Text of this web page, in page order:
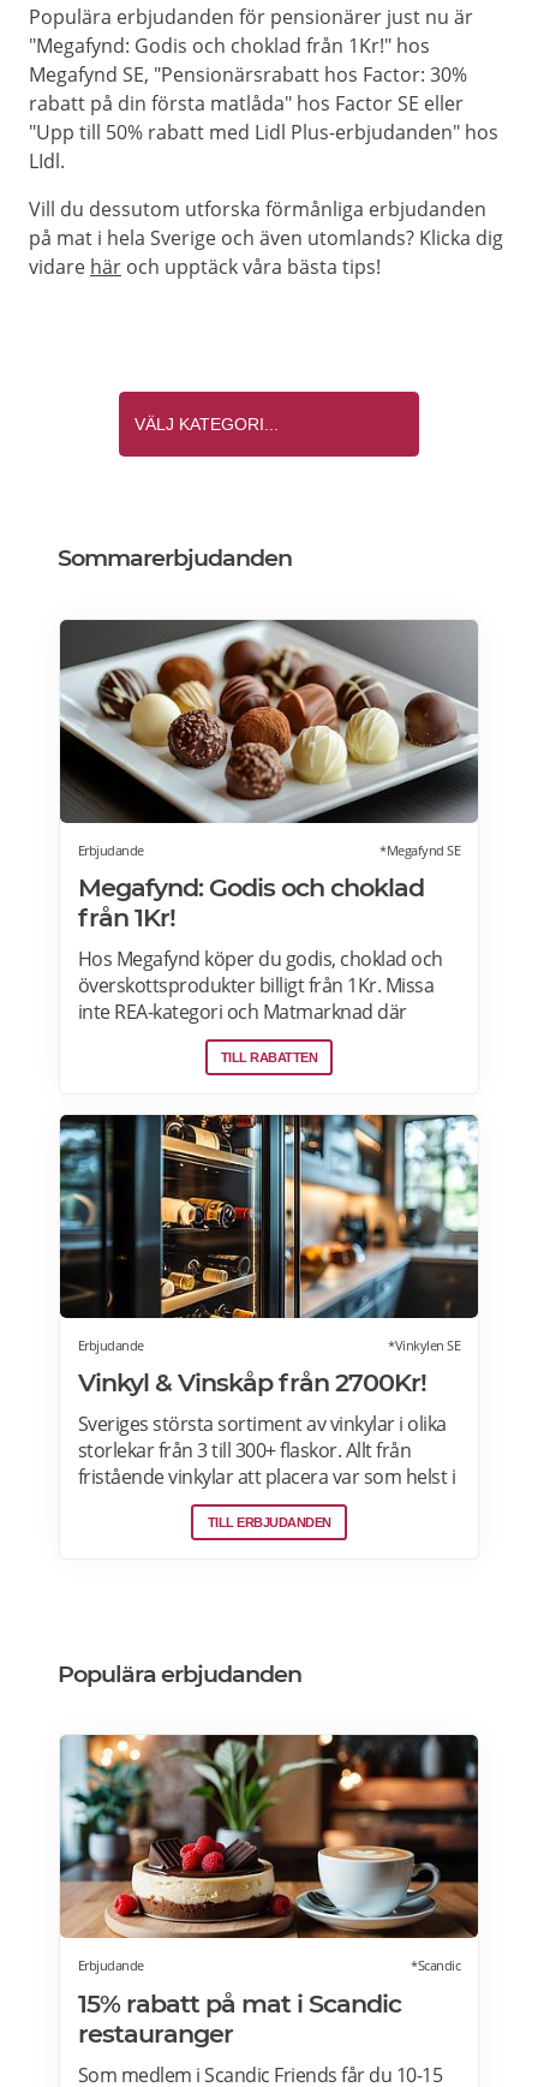
Populära erbjudanden för pensionärer just nu är
"Megafynd: Godis och choklad från 1Kr!" hos
Megafynd SE, "Pensionärsrabatt hos Factor: 30%
rabatt på din första matlåda" hos Factor SE eller
"Upp till 50% rabatt med Lidl Plus-erbjudanden" hos
LIdl.
Vill du dessutom utforska förmånliga erbjudanden
på mat i hela Sverige och även utomlands? Klicka dig
vidare här och upptäck våra bästa tips!
Sommarerbjudanden
Erbjudande *Megafynd SE
Megafynd: Godis och choklad
från 1Kr!
Hos Megafynd köper du godis, choklad och
överskottsprodukter billigt från 1Kr. Missa
inte REA-kategori och Matmarknad där
Megafynd har hundratals aktuella
erbjudanden varje dag. Läs mer om
TILL RABATTEN
Erbjudande *Vinkylen SE
Vinkyl & Vinskåp från 2700Kr!
Sveriges största sortiment av vinkylar i olika
storlekar från 3 till 300+ flaskor. Allt från
fristående vinkylar att placera var som helst i
hemmet, till inbyggda eller integrerbara
vinkylar som elegant smälter in i
TILL ERBJUDANDEN
Populära erbjudanden
Erbjudande *Scandic
15% rabatt på mat i Scandic
restauranger
Som medlem i Scandic Friends får du 10-15